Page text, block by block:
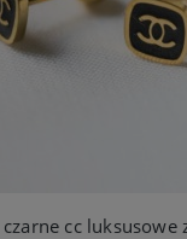
czarne cc luksusowe